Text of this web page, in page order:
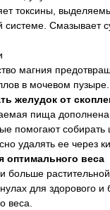
токсины,
Смазывает
магния
в мочевом пузыре.
желудок от
пища
помогают
удалять ее через
оптимального веса
больше растительной
для здорового и
веса.